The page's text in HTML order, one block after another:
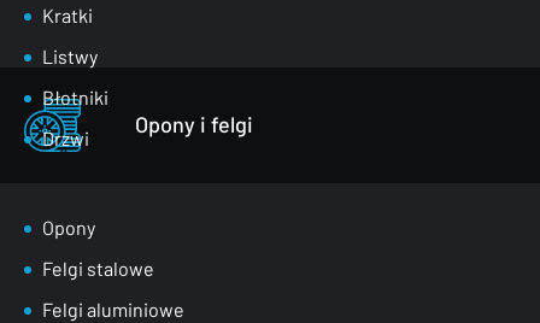
Kratki
Listwy
Błotniki
Drzwi
Lusterka
Maski
Nadkola
Opony i felgi
Opony
Felgi stalowe
Felgi aluminiowe